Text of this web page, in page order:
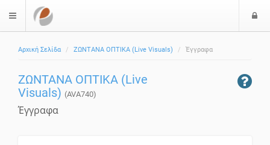
$langMenu
Αρχική Σελίδα ΖΩΝΤΑΝΑ ΟΠΤΙΚΑ (Live Visuals) Έγγραφα
ΖΩΝΤΑΝΑ ΟΠΤΙΚΑ (Live
Visuals) (AVA740)
Έγγραφα